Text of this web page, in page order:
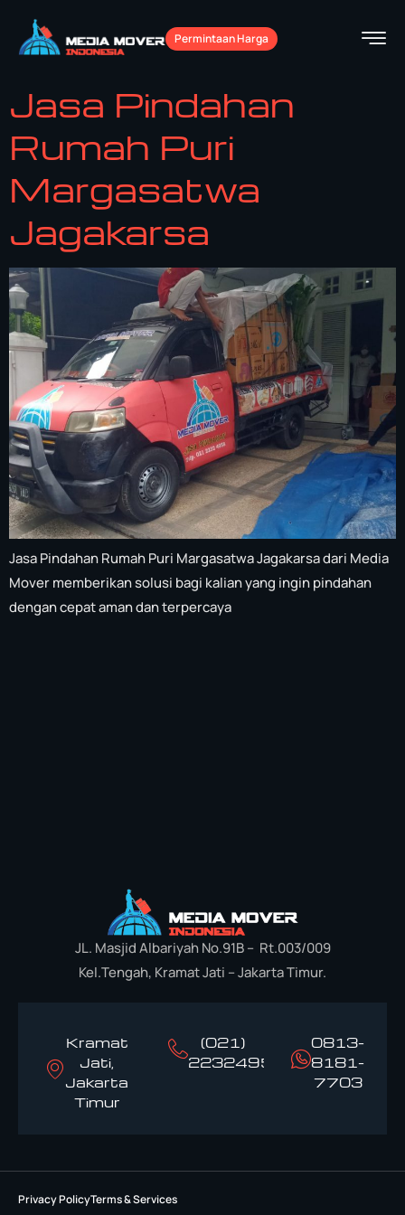
Permintaan Harga
Jasa Pindahan
Rumah Puri
Margasatwa
Jagakarsa
Jasa Pindahan Rumah Puri Margasatwa Jagakarsa dari Media
Mover memberikan solusi bagi kalian yang ingin pindahan
dengan cepat aman dan terpercaya
JL. Masjid Albariyah No.91B – Rt.003/009
Kel.Tengah, Kramat Jati – Jakarta Timur.
Kramat
Jati,
Jakarta
Timur
(021)
22324958
0813-
8181-
7703
Privacy PolicyTerms & Services